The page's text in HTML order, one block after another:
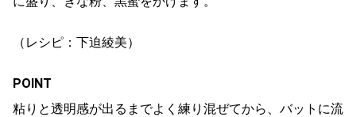
（レシピ：下迫綾美）
POINT
粘りと透明感が出るまでよく練り混ぜてから、バットに流